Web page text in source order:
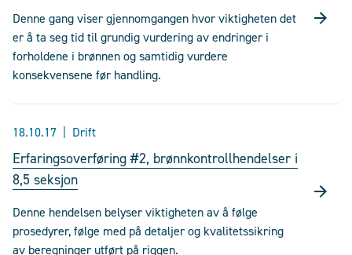
Denne gang viser gjennomgangen hvor viktigheten det
er å ta seg tid til grundig vurdering av endringer i
forholdene i brønnen og samtidig vurdere
konsekvensene før handling.
18.10.17 Drift
Erfaringsoverføring #2, brønnkontrollhendelser i
8,5 seksjon
Denne hendelsen belyser viktigheten av å følge
prosedyrer, følge med på detaljer og kvalitetssikring
av beregninger utført på riggen.